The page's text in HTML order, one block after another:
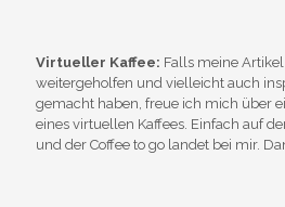
Virtueller Kaffee: Falls meine
weitergeholfen und vielleicht auch
gemacht haben, freue ich mich über
eines virtuellen Kaffees. Einfach auf
und der Coffee to go landet bei mir.